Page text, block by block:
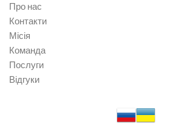
Про нас
Контакти
Місія
Команда
Послуги
Відгуки